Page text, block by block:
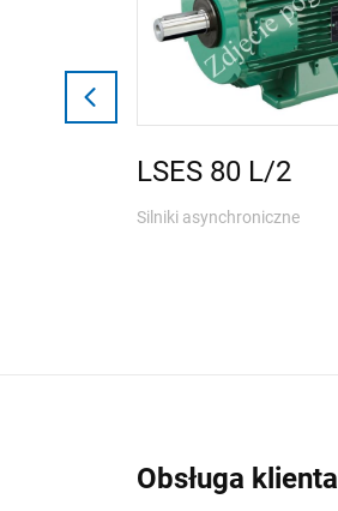
LSES 80 L/2
Silniki asynchroniczne
Obsługa klienta